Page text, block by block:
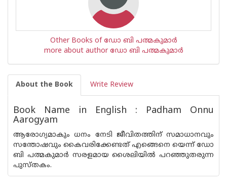
Other Books of ഡോ ബി പത്മകുമാര്‍
more about author ഡോ ബി പത്മകുമാര്‍
About the Book Write Review
Book Name in English : Padham Onnu
Aarogyam
ആരോഗ്യമാകും ധനം നേടി ജീവിതത്തിന് സമാധാനവും
സന്തോഷവും കൈവരിക്കേണ്ടത് എങ്ങെനെ യെന്ന് ഡോ
ബി പത്മകുമാര്‍ സരളമായ ശൈലിയില്‍ പറഞ്ഞുതരുന്ന
പുസ്തകം.